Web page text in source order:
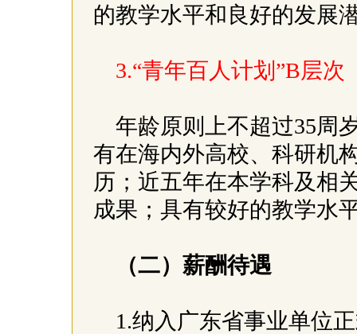
的教学水平和良好的发展
3.“青年百人计划”B层
年龄原则上不超过35周
有在海内外高校、科研机
历；近五年在本学科及相
成果；具有较好的教学水
（二）薪酬待遇
1.纳入广东省事业单位